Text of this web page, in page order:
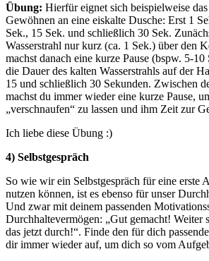
Übung: Hierfür eignet sich beispielweise
Gewöhnen an eine eiskalte Dusche: Erst 1
Sek., 15 Sek. und schließlich 30 Sek.
Wasserstrahl nur kurz (ca. 1 Sek.) über den
machst danach eine kurze Pause (bspw. 5-
die Dauer des kalten Wasserstrahls auf der
15 und schließlich 30 Sekunden. Zwischen
machst du immer wieder eine kurze Pause,
„verschnaufen“ zu lassen und ihm Zeit zur
Ich liebe diese Übung :)
4) Selbstgespräch
So wie wir ein Selbstgespräch für eine erste
nutzen können, ist es ebenso für unser
Und zwar mit deinem passenden
Durchhaltevermögen: „Gut gemacht! Weiter
das jetzt durch!“. Finde den für dich
dir immer wieder auf, um dich so vom